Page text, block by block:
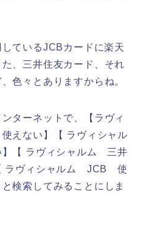
ているJCBカードに楽天
、三井住友カード、それ
色々とありますからね。
ターネットで、【ラヴィ
えない】【 ラヴィシャル
【 ラヴィシャルム 三井
ラヴィシャルム JCB 使
検索してみることにしま